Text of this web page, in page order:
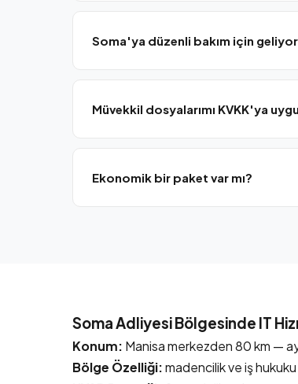
Soma'ya düzenli bakım için
Müvekkil dosyalarımı KVKK'ya
Ekonomik bir paket var mı?
Soma Adliyesi Bölgesinde IT
Konum: Manisa merkezden 80 km —
Bölge Özelliği:madencilik ve iş hukuku